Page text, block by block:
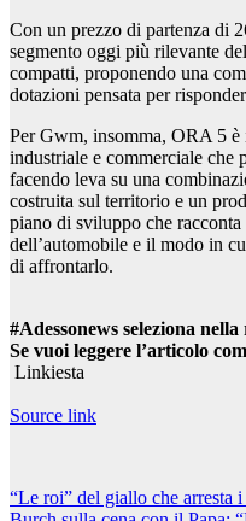
Con un prezzo di partenza di
segmento oggi più rilevante
compatti, proponendo una
dotazioni pensata per
Per Gwm, insomma, ORA 5 è
industriale e commerciale che
facendo leva su una
costruita sul territorio e un
piano di sviluppo che
dell’automobile e il modo in
di affrontarlo.
#Adessonews seleziona
Se vuoi leggere l’articolo
Linkiesta
Source link
Navigazione
“Le roi” del giallo che